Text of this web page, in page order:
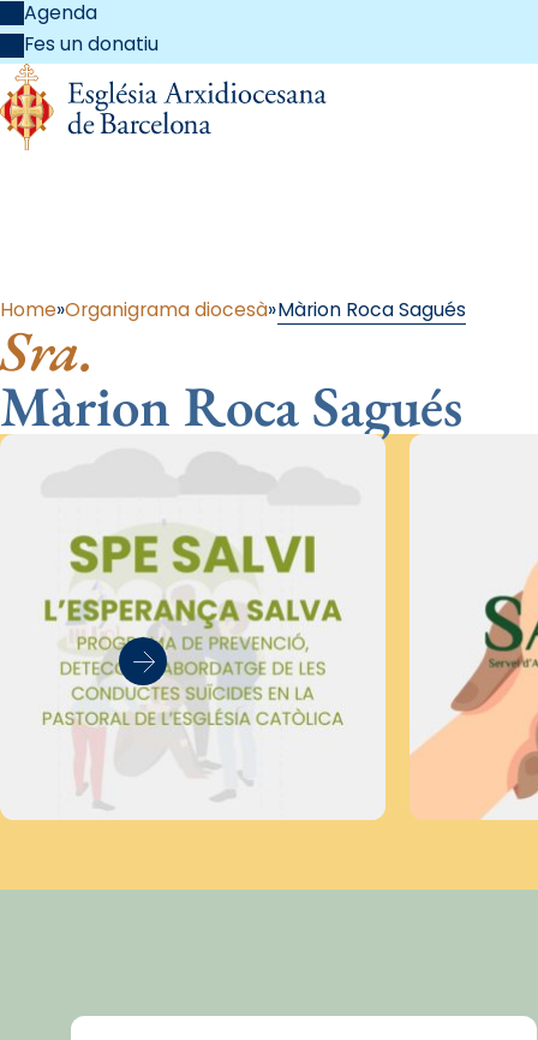
Agenda
Fes un donatiu
Home Organigrama diocesà Màrion Roca Sagués
Sra.
Màrion Roca Sagués